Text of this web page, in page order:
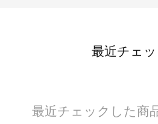
最近チェ
最近チェックした商